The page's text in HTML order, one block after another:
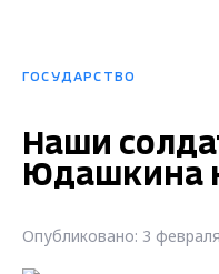
ГОСУДАРСТВО
Наши
Юдашкина
Опубликовано: 3